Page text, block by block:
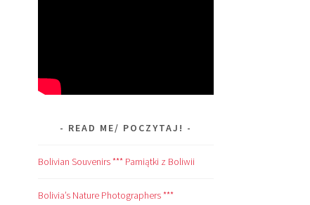
READ ME/ POCZYTAJ!
Bolivian Souvenirs *** Pamiątki z Boliwii
Bolivia’s Nature Photographers ***